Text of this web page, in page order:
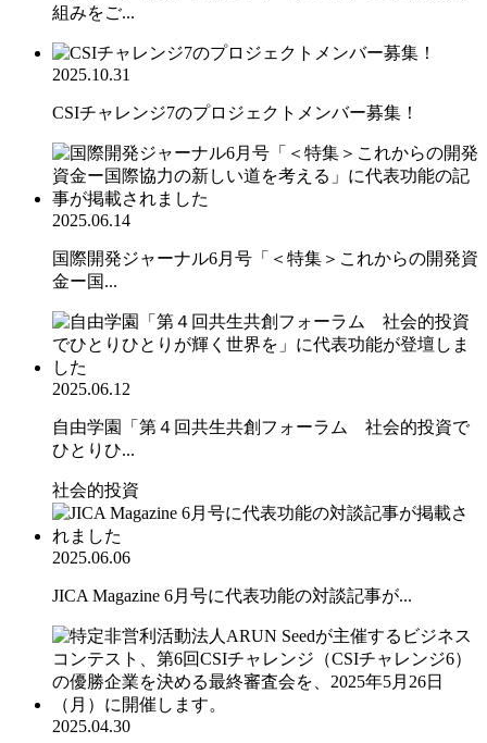
組みをご...
2025.10.31
CSIチャレンジ7のプロジェクトメンバー募集！
2025.06.14
国際開発ジャーナル6月号「＜特集＞これからの開発資
金ー国...
2025.06.12
自由学園「第４回共生共創フォーラム 社会的投資で
ひとりひ...
社会的投資
2025.06.06
JICA Magazine 6月号に代表功能の対談記事が...
2025.04.30